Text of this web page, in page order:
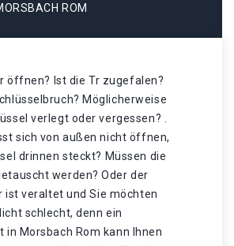
ROM
öffnen? Ist die Tr zugefalen?
Möglicherweise
verlegt oder vergessen? .
sich von außen nicht öffnen,
drinnen steckt? Müssen die
werden? Oder der
ist veraltet und Sie möchten
schlecht, denn ein
in Morsbach Rom kann Ihnen